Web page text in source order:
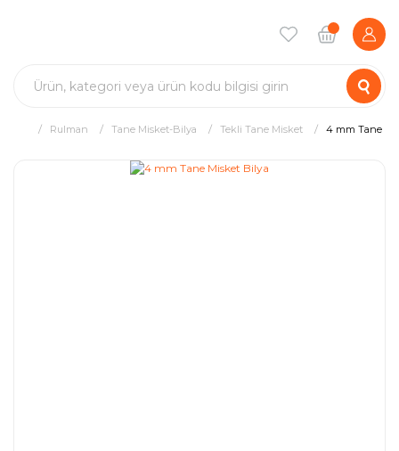
Rulman Tane Misket-Bilya Tekli Tane Misket 4 mm Tane